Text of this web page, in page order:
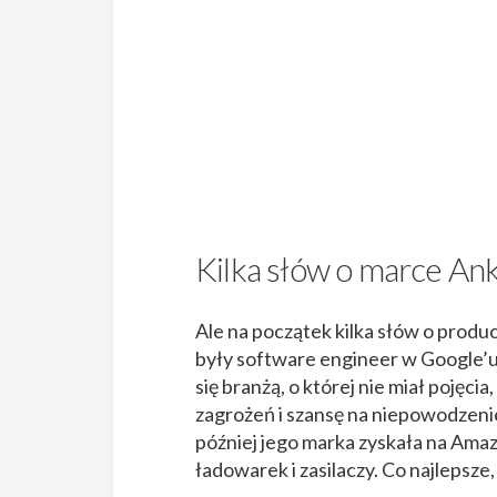
Kilka słów o marce
Ale na początek kilka słów o
były software engineer w
się branżą, o której nie miał
zagrożeń i szansę na
później jego marka zyskała na
ładowarek i zasilaczy. Co